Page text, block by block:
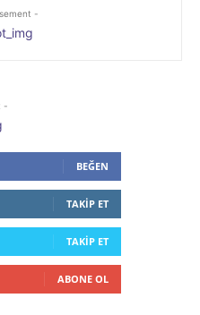
-
-
BEĞEN
TAKIP ET
TAKIP ET
ABONE OL